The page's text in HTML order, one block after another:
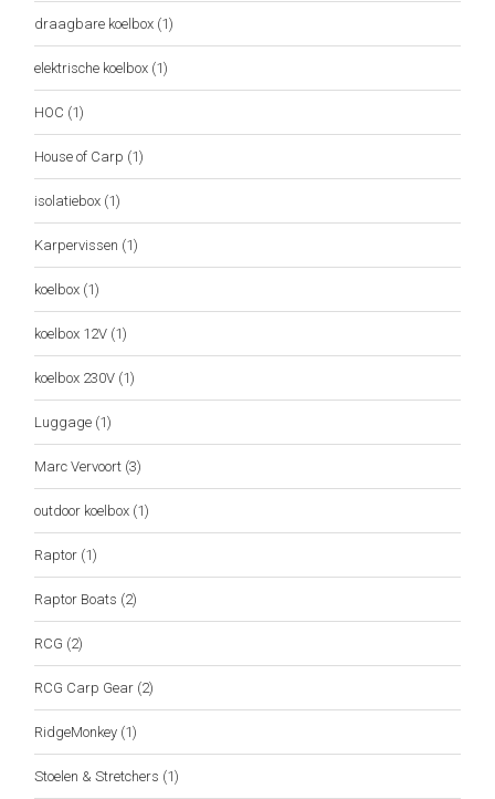
draagbare koelbox (1)
elektrische koelbox (1)
HOC (1)
House of Carp (1)
isolatiebox (1)
Karpervissen (1)
koelbox (1)
koelbox 12V (1)
koelbox 230V (1)
Luggage (1)
Marc Vervoort (3)
outdoor koelbox (1)
Raptor (1)
Raptor Boats (2)
RCG (2)
RCG Carp Gear (2)
RidgeMonkey (1)
Stoelen & Stretchers (1)